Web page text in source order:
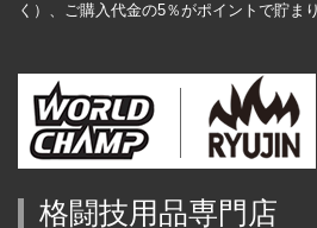
格闘技用品専門店
く）、ご購入代金の5％がポイントで貯ま